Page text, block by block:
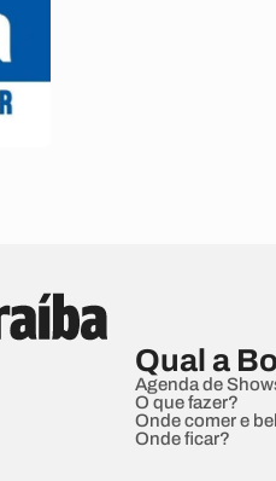
Qual a
Agenda de
O que fazer?
Onde comer e
Onde ficar?